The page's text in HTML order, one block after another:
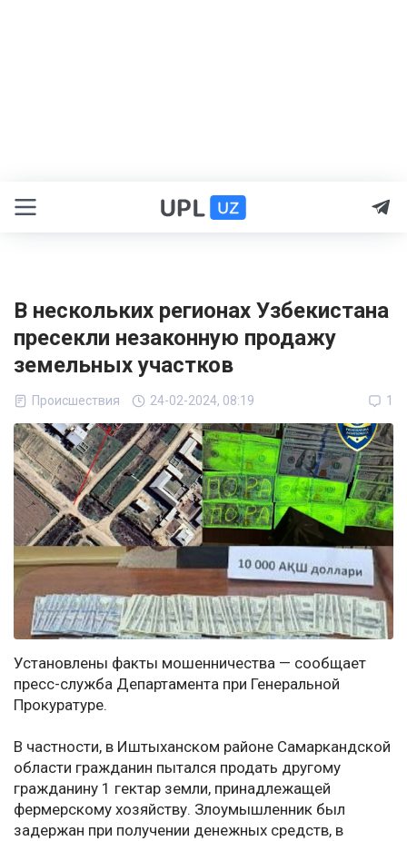
В нескольких регионах Узбекистана
пресекли незаконную продажу
земельных участков
Происшествия 24-02-2024, 08:19 1
Установлены факты мошенничества — сообщает
пресс-служба Департамента при Генеральной
Прокуратуре.
В частности, в Иштыханском районе Самаркандской
области гражданин пытался продать другому
гражданину 1 гектар земли, принадлежащей
фермерскому хозяйству. Злоумышленник был
задержан при получении денежных средств, в